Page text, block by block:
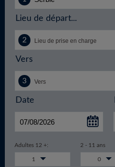
Lieu de départ...
Vers
Date
Adultes 12 +: 2 - 11 ans
1 0